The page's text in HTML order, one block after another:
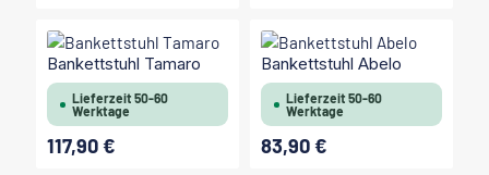
Bankettstuhl Tamaro
Lieferzeit 50-60
Werktage
Regulärer Preis:
117,90 €
Bankettstuhl Abelo
Lieferzeit 50-60
Werktage
Regulärer Preis:
83,90 €